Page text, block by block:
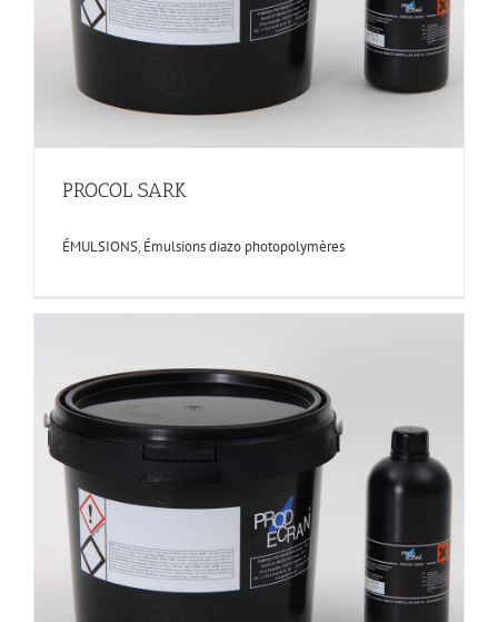
PROCOL SARK
ÉMULSIONS, Émulsions diazo photopolymères